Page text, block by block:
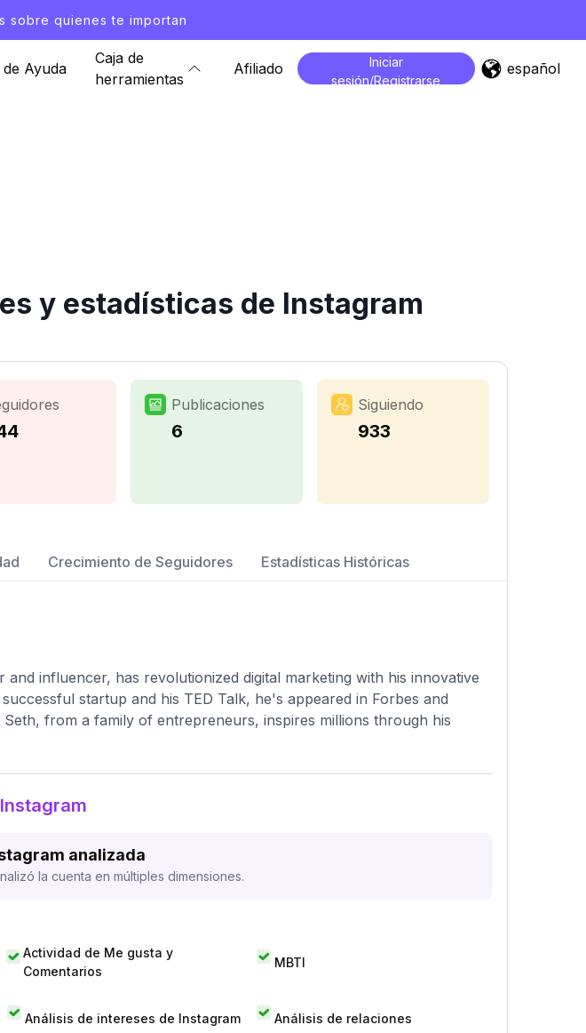
sobre quienes te importan
Ayuda
Caja de
herramientas
Afiliado
Iniciar
sesión/Registrarse
español
y estadísticas de Instagram
Publicaciones
6
Siguiendo
933
Crecimiento de Seguidores Estadísticas Históricas
influencer, has revolutionized digital marketing with his innovative
startup and his TED Talk, he's appeared in Forbes and
from a family of entrepreneurs, inspires millions through his
analizada
la cuenta en múltiples dimensiones.
Actividad de Me gusta y
Comentarios
MBTI
Análisis de intereses de Instagram Análisis de relaciones